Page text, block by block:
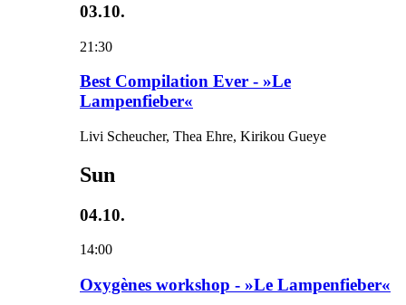
03.10.
21:30
Best Compilation Ever - »Le
Lampenfieber«
Livi Scheucher, Thea Ehre, Kirikou Gueye
Sun
04.10.
14:00
Oxygènes workshop - »Le Lampenfieber«